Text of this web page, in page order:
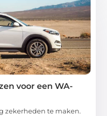
voor een WA-
zekerheden te maken.